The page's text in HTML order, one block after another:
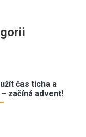
čas ticha a
začíná advent!